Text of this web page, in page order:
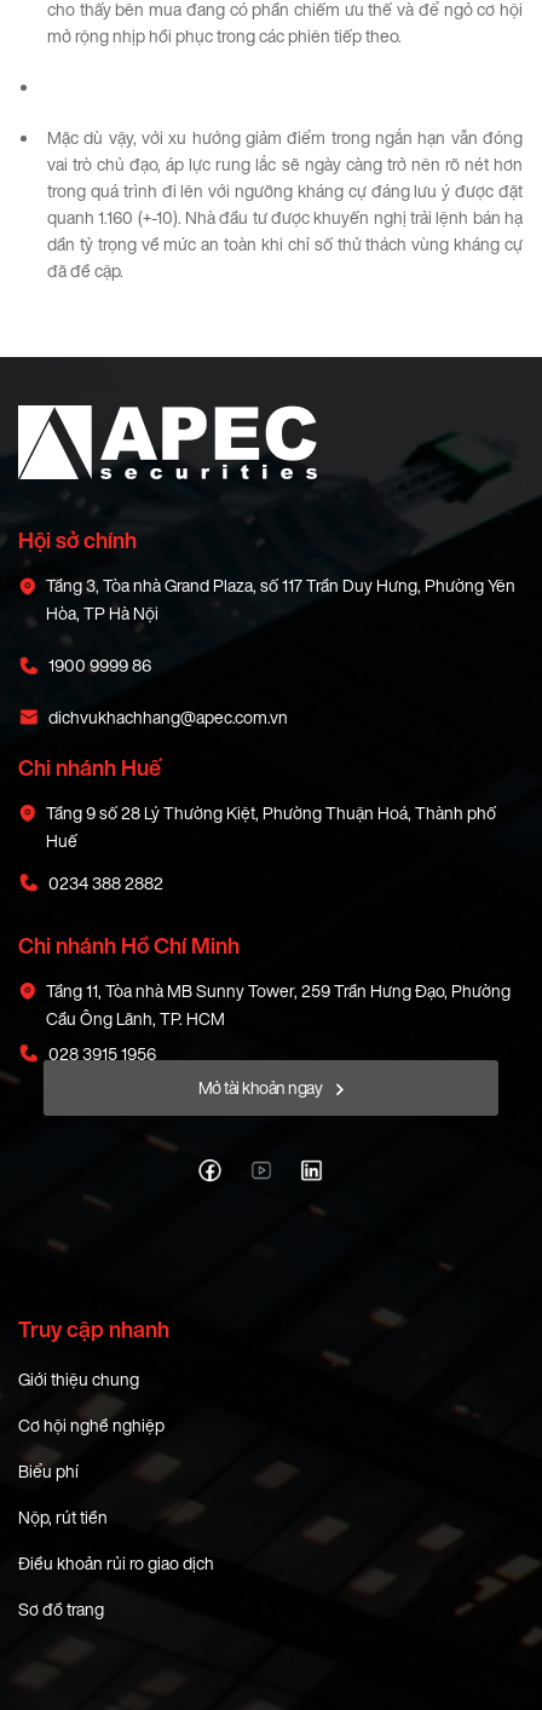
cho thấy bên mua đang có phần chiếm ưu thế và để ngỏ cơ hội
mở rộng nhịp hồi phục trong các phiên tiếp theo.
Mặc dù vậy, với xu hướng giảm điểm trong ngắn hạn vẫn đóng
vai trò chủ đạo, áp lực rung lắc sẽ ngày càng trở nên rõ nét hơn
trong quá trình đi lên với ngưỡng kháng cự đáng lưu ý được đặt
quanh 1.160 (+-10). Nhà đầu tư được khuyến nghị trải lệnh bán hạ
dần tỷ trọng về mức an toàn khi chỉ số thử thách vùng kháng cự
đã đề cập.
Mở tài khoản ngay
Hội sở chính
Tầng 3, Tòa nhà Grand Plaza, số 117 Trần Duy Hưng, Phường Yên
Hòa, TP Hà Nội
1900 9999 86
dichvukhachhang@apec.com.vn
Chi nhánh Huế
Tầng 9 số 28 Lý Thường Kiệt, Phường Thuận Hoá, Thành phố
Huế
0234 388 2882
Chi nhánh Hồ Chí Minh
Tầng 11, Tòa nhà MB Sunny Tower, 259 Trần Hưng Đạo, Phường
Cầu Ông Lãnh, TP. HCM
028 3915 1956
Truy cập nhanh
Giới thiệu chung
Cơ hội nghề nghiệp
Biểu phí
Nộp, rút tiền
Điều khoản rủi ro giao dịch
Sơ đồ trang